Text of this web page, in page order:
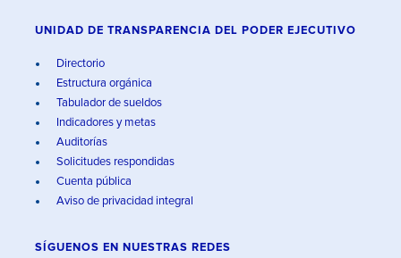
UNIDAD DE TRANSPARENCIA DEL PODER EJECUTIVO
Directorio
Estructura orgánica
Tabulador de sueldos
Indicadores y metas
Auditorías
Solicitudes respondidas
Cuenta pública
Aviso de privacidad integral
SÍGUENOS EN NUESTRAS REDES